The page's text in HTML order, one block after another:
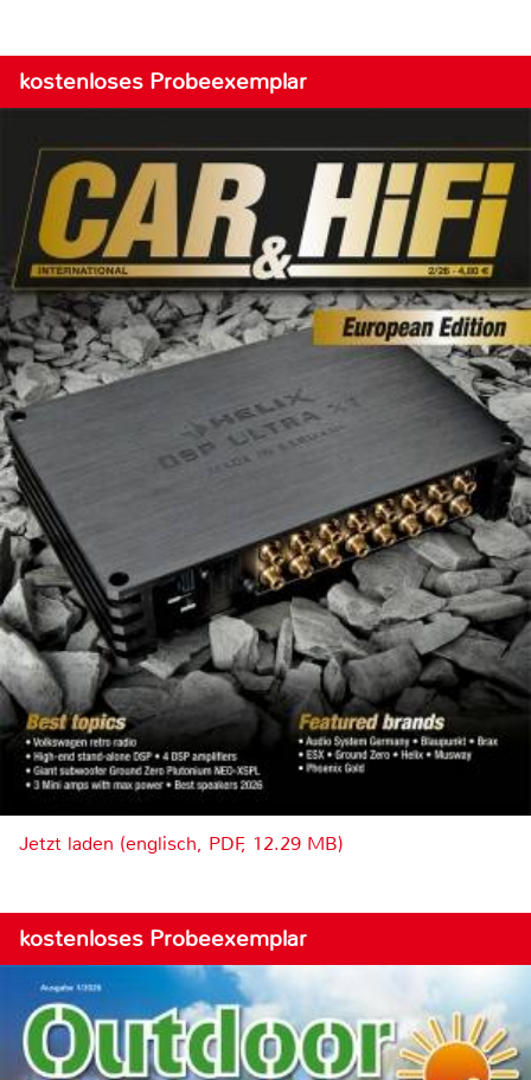
kostenloses Probeexemplar
Jetzt laden (englisch, PDF, 12.29 MB)
kostenloses Probeexemplar